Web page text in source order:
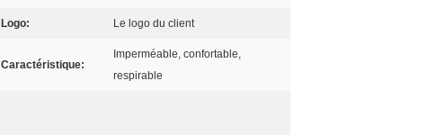
Logo: Le logo du client
Caractéristique:
Imperméable, confortable,
respirable